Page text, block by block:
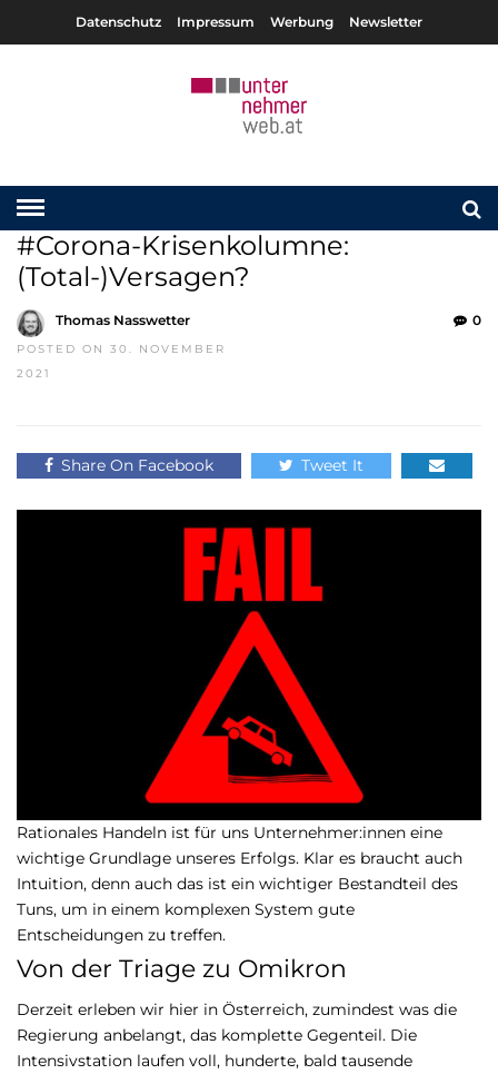
Datenschutz Impressum Werbung Newsletter
#Corona-Krisenkolumne:
(Total-)Versagen?
Thomas Nasswetter
POSTED ON 30. NOVEMBER
2021
0
Share On Facebook Tweet It
Rationales Handeln ist für uns Unternehmer:innen eine
wichtige Grundlage unseres Erfolgs. Klar es braucht auch
Intuition, denn auch das ist ein wichtiger Bestandteil des
Tuns, um in einem komplexen System gute
Entscheidungen zu treffen.
Von der Triage zu Omikron
Derzeit erleben wir hier in Österreich, zumindest was die
Regierung anbelangt, das komplette Gegenteil. Die
Intensivstation laufen voll, hunderte, bald tausende